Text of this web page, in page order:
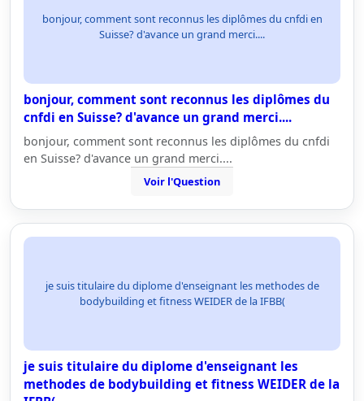
bonjour, comment sont reconnus les diplômes du cnfdi en
Suisse? d'avance un grand merci....
bonjour, comment sont reconnus les diplômes du
cnfdi en Suisse? d'avance un grand merci....
bonjour, comment sont reconnus les diplômes du cnfdi
en Suisse? d'avance un grand merci....
Voir l'Question
je suis titulaire du diplome d'enseignant les methodes de
bodybuilding et fitness WEIDER de la IFBB(
je suis titulaire du diplome d'enseignant les
methodes de bodybuilding et fitness WEIDER de la